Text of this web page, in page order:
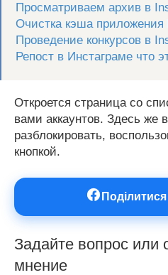
Просматриваем архив в
Очистка кэша приложения
Проведение конкурсов в
Репост в Инстаграме что
Откроется страница со
вами аккаунтов. Здесь же
разблокировать,
кнопкой.
Задайте вопрос или
мнение